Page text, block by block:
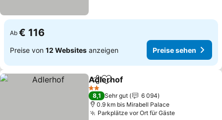
Ab € 116
Preise von 12 Websites anzeigen Preise sehen
TeilenZu Favoriten hinzufügen
Adlerhof
2 Sterne
8,1 Sehr gut
6 094
0.9 km bis Mirabell Palace
Parkplätze vor Ort für GästePreise sehen